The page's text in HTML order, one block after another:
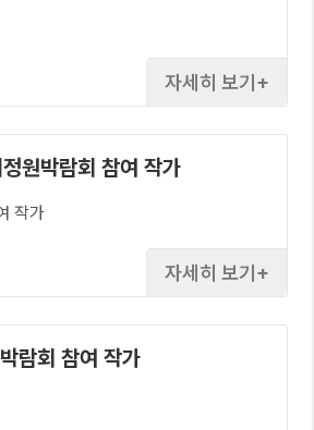
자세히 보기
원박람회 참여 작가
작가
자세히 보기
람회 참여 작가